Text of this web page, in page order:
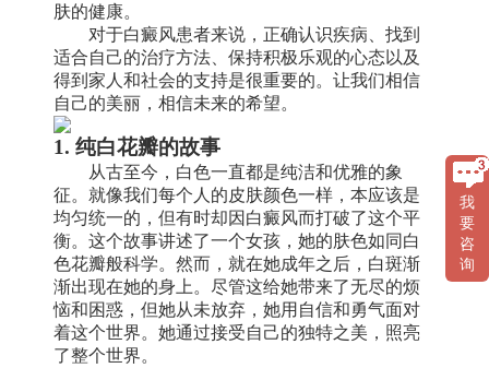
肤的健康。
对于白癜风患者来说，正确认识疾病、找到
适合自己的治疗方法、保持积极乐观的心态以及
得到家人和社会的支持是很重要的。让我们相信
自己的美丽，相信未来的希望。
1. 纯白花瓣的故事
从古至今，白色一直都是纯洁和优雅的象
征。就像我们每个人的皮肤颜色一样，本应该是
均匀统一的，但有时却因白癜风而打破了这个平
衡。这个故事讲述了一个女孩，她的肤色如同白
色花瓣般科学。然而，就在她成年之后，白斑渐
渐出现在她的身上。尽管这给她带来了无尽的烦
恼和困惑，但她从未放弃，她用自信和勇气面对
着这个世界。她通过接受自己的独特之美，照亮
了整个世界。
我
要
咨
询